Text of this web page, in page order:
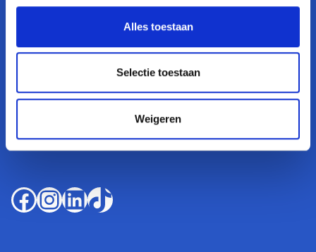
Alles toestaan
Selectie toestaan
Weigeren
Contact
info@olifantmedia.nl
Bargelaan 180 - 200
2333 CW Leiden
Facebook
Instagram
LinkedIn
TikTok